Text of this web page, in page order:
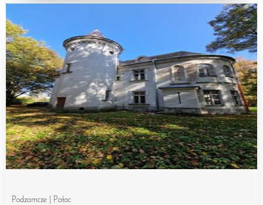
Podzamcze | Pałac